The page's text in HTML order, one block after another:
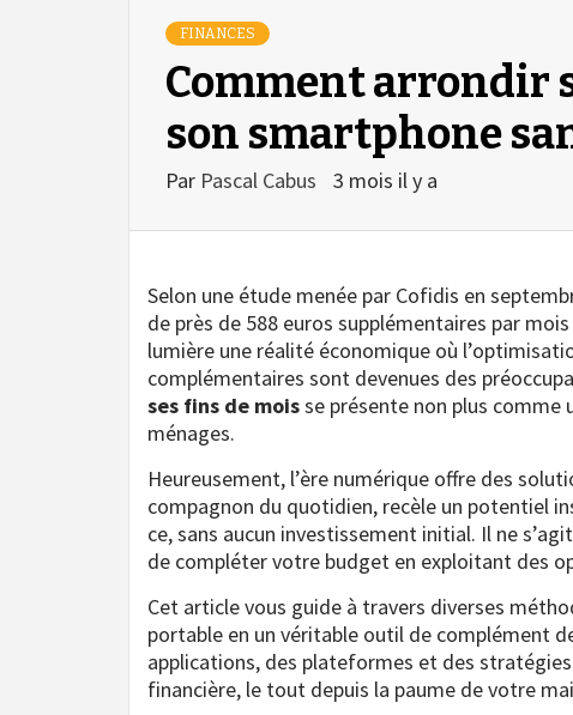
FINANCES
Comment arrondir
son smartphone
Par Pascal Cabus 3 mois il y a
Selon une étude menée par Cofidis en
de près de 588 euros supplémentaires par
lumière une réalité économique où
complémentaires sont devenues des
ses fins de moisse présente non plus comme
ménages.
Heureusement, l’ère numérique offre des
compagnon du quotidien, recèle un potentiel
ce, sans aucun investissement initial. Il ne
de compléter votre budget en exploitant des
Cet article vous guide à travers diverses
portable en un véritable outil de complément
applications, des plateformes et des
financière, le tout depuis la paume de votre